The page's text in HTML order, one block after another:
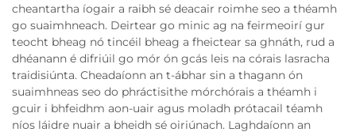
cheantartha íogair a raibh sé deacair roimhe seo a théamh
go suaimhneach. Deirtear go minic ag na feirmeoirí gur
teocht bheag nó tincéil bheag a fheictear sa ghnáth, rud a
dhéanann é difriúil go mór ón gcás leis na córais lasracha
traidisiúnta. Cheadaíonn an t-ábhar sin a thagann ón
suaimhneas seo do phráctisithe mórchórais a théamh i
gcuir i bhfeidhm aon-uair agus moladh prótacail téamh
níos láidre nuair a bheidh sé oiriúnach. Laghdaíonn an